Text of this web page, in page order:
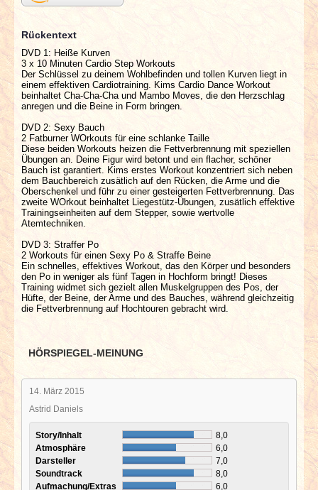
Rückentext
DVD 1: Heiße Kurven
3 x 10 Minuten Cardio Step Workouts
Der Schlüssel zu deinem Wohlbefinden und tollen Kurven liegt in
einem effektiven Cardiotraining. Kims Cardio Dance Workout
beinhaltet Cha-Cha-Cha und Mambo Moves, die den Herzschlag
anregen und die Beine in Form bringen.
DVD 2: Sexy Bauch
2 Fatburner WOrkouts für eine schlanke Taille
Diese beiden Workouts heizen die Fettverbrennung mit speziellen
Übungen an. Deine Figur wird betont und ein flacher, schöner
Bauch ist garantiert. Kims erstes Workout konzentriert sich neben
dem Bauchbereich zusätlich auf den Rücken, die Arme und die
Oberschenkel und führ zu einer gesteigerten Fettverbrennung. Das
zweite WOrkout beinhaltet Liegestütz-Übungen, zusätlich effektive
Trainingseinheiten auf dem Stepper, sowie wertvolle
Atemtechniken.
DVD 3: Straffer Po
2 Workouts für einen Sexy Po & Straffe Beine
Ein schnelles, effektives Workout, das den Körper und besonders
den Po in weniger als fünf Tagen in Hochform bringt! Dieses
Training widmet sich gezielt allen Muskelgruppen des Pos, der
Hüfte, der Beine, der Arme und des Bauches, während gleichzeitig
die Fettverbrennung auf Hochtouren gebracht wird.
HÖRSPIEGEL-MEINUNG
14. März 2015
Astrid Daniels
Story/Inhalt
8,0
Atmosphäre
6,0
Darsteller
7,0
Soundtrack
8,0
Aufmachung/Extras
6,0